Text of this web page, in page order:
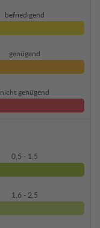
befriedigend
genügend
nicht genügend
0,5 - 1,5
1,6 - 2,5